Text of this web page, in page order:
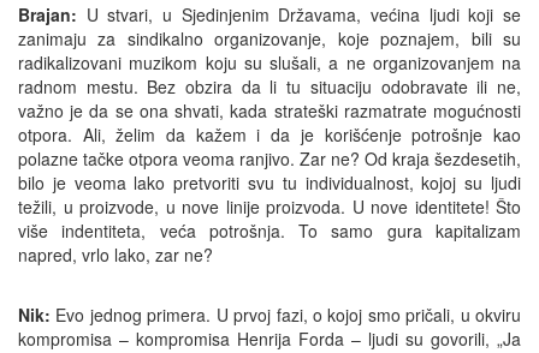
Brajan: U stvari, u Sjedinjenim Državama, većina ljudi koji se
zanimaju za sindikalno organizovanje, koje poznajem, bili su
radikalizovani muzikom koju su slušali, a ne organizovanjem na
radnom mestu. Bez obzira da li tu situaciju odobravate ili ne,
važno je da se ona shvati, kada strateški razmatrate mogućnosti
otpora. Ali, želim da kažem i da je korišćenje potrošnje kao
polazne tačke otpora veoma ranjivo. Zar ne? Od kraja šezdesetih,
bilo je veoma lako pretvoriti svu tu individualnost, kojoj su ljudi
težili, u proizvode, u nove linije proizvoda. U nove identitete! Što
više indentiteta, veća potrošnja. To samo gura kapitalizam
napred, vrlo lako, zar ne?
Nik: Evo jednog primera. U prvoj fazi, o kojoj smo pričali, u okviru
kompromisa – kompromisa Henrija Forda – ljudi su govorili, „Ja